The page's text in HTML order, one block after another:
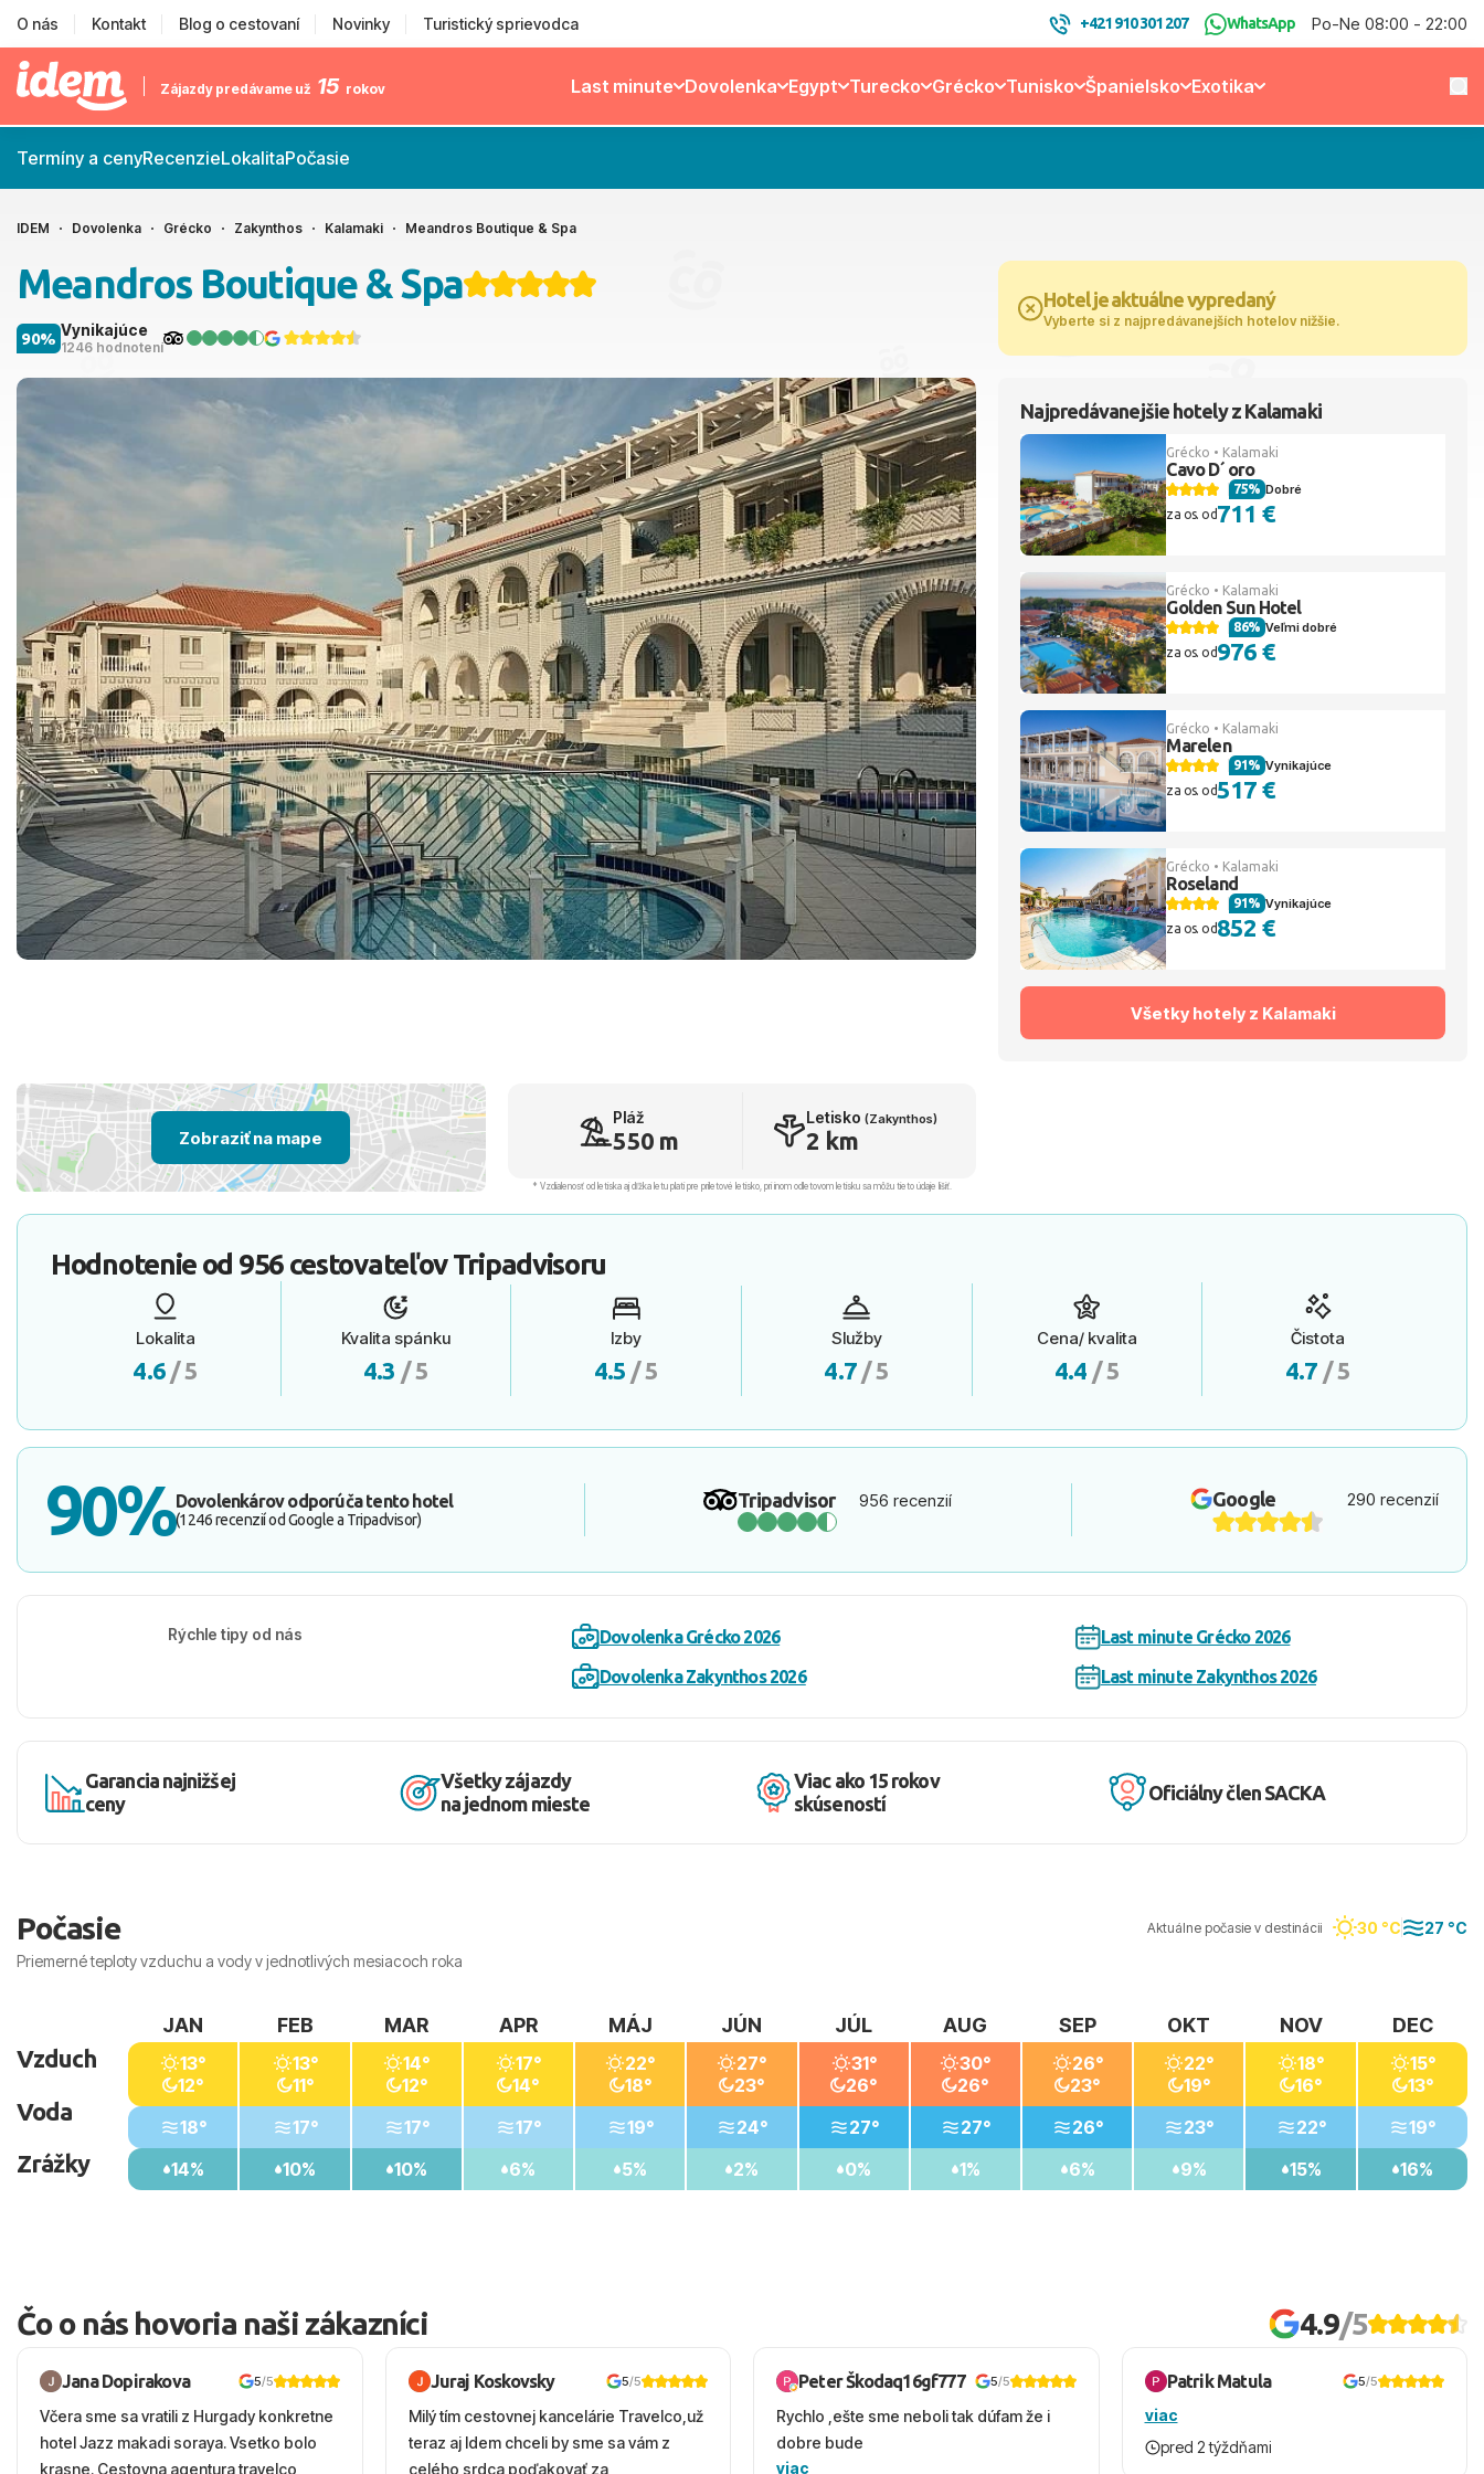
O nás Kontakt Blog o cestovaní Novinky Turistický sprievodca +421 910 301 207 WhatsApp Po-Ne 08:00 - 22:00
Zájazdy predávame už 15 rokov Last minute Dovolenka Egypt Turecko Grécko Tunisko Španielsko Exotika
Termíny a cenyRecenzieLokalitaPočasie
IDEM Dovolenka Grécko Zakynthos Kalamaki Meandros Boutique & Spa
Meandros Boutique & Spa
Vynikajúce
1246 hodnotení
90%
Hotel je aktuálne vypredaný
Vyberte si z najpredávanejších hotelov nižšie.
Najpredávanejšie hotely z Kalamaki
Grécko • Kalamaki
Cavo D´ oro
Dobré
75%
za os. od711 €
Grécko • Kalamaki
Golden Sun Hotel
Veľmi dobré
86%
za os. od976 €
Grécko • Kalamaki
Marelen
Vynikajúce
91%
za os. od517 €
Grécko • Kalamaki
Roseland
Vynikajúce
91%
za os. od852 €
Všetky hotely z Kalamaki
Zobraziť na mape
Pláž
550 m
Letisko(Zakynthos)
2 km
* Vzdialenosť od letiska aj dľžka letu platí pre príletové letisko, pri inom odletovom letisku sa môžu tieto údaje líšiť.
Hodnotenie od 956 cestovateľovTripadvisoru
Lokalita
4.6 / 5
Kvalita spánku
4.3 / 5
Izby
4.5 / 5
Služby
4.7 / 5
Cena/ kvalita
4.4 / 5
Čistota
4.7 / 5
90%Dovolenkárov odporúča tento hotel
(1246 recenzií od Google a Tripadvisor)
Tripadvisor 956 recenzií Google 290 recenzií
Rýchle tipy od nás Dovolenka Grécko 2026
Last minute Grécko 2026
Dovolenka Zakynthos 2026
Last minute Zakynthos 2026
Garancia najnižšej
ceny
Všetky zájazdy
na jednom mieste
Viac ako 15 rokov
skúseností
Oficiálny člen SACKA
Počasie
Priemerné teploty vzduchu a vody v jednotlivých mesiacoch roka
Aktuálne počasie v destinácii 30 °C 27 °C
Vzduch
Voda
Zrážky
JAN
13°
12°
18°
14%
FEB
13°
11°
17°
10%
MAR
14°
12°
17°
10%
APR
17°
14°
17°
6%
MÁJ
22°
18°
19°
5%
JÚN
27°
23°
24°
2%
JÚL
31°
26°
27°
0%
AUG
30°
26°
27°
1%
SEP
26°
23°
26°
6%
OKT
22°
19°
23°
9%
NOV
18°
16°
22°
15%
DEC
15°
13°
19°
16%
Čo o nás hovoria naši zákazníci 4.9/5
Jana Dopirakova 5/5
Včera sme sa vratili z Hurgady konkretne
hotel Jazz makadi soraya. Vsetko bolo
krasne. Cestovna agentura travelco
Juraj Koskovsky 5/5
Milý tím cestovnej kancelárie Travelco,už
teraz aj Idem chceli by sme sa vám z
celého srdca poďakovať za
Peter Škodaq16gf777 5/5
Rychlo ,ešte sme neboli tak dúfam že i
dobre bude
viac
Patrik Matula 5/5
viac
pred 2 týždňami